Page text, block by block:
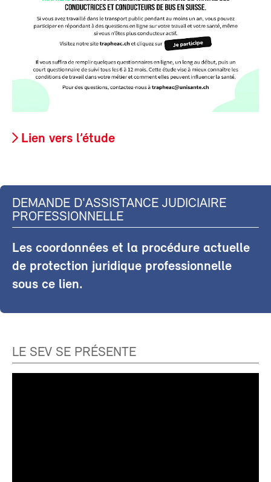
Lien vers l’étude
DEMANDE D'ASSISTANCE JUDICIAIRE
PROFESSIONNELLE
Les coordonnées et la procédure actuelle
de protection juridique professionnelle
sous ce lien.
LE SEV SE PRÉSENTE